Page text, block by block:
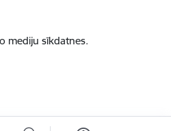
mediju sīkdatnes.